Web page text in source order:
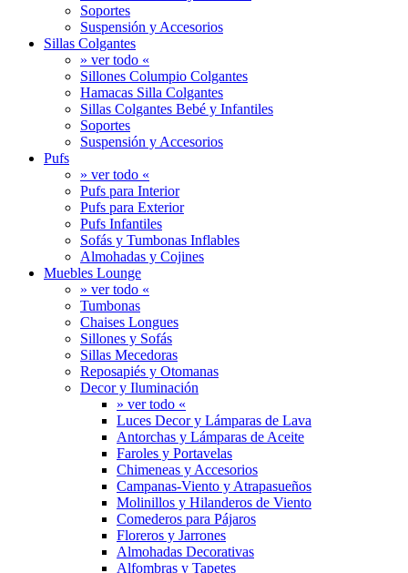
Soportes
Suspensión y Accesorios
Sillas Colgantes
» ver todo «
Sillones Columpio Colgantes
Hamacas Silla Colgantes
Sillas Colgantes Bebé y Infantiles
Soportes
Suspensión y Accesorios
Pufs
» ver todo «
Pufs para Interior
Pufs para Exterior
Pufs Infantiles
Sofás y Tumbonas Inflables
Almohadas y Cojines
Muebles Lounge
» ver todo «
Tumbonas
Chaises Longues
Sillones y Sofás
Sillas Mecedoras
Reposapiés y Otomanas
Decor y Iluminación
» ver todo «
Luces Decor y Lámparas de Lava
Antorchas y Lámparas de Aceite
Faroles y Portavelas
Chimeneas y Accesorios
Campanas-Viento y Atrapasueños
Molinillos y Hilanderos de Viento
Comederos para Pájaros
Floreros y Jarrones
Almohadas Decorativas
Alfombras y Tapetes